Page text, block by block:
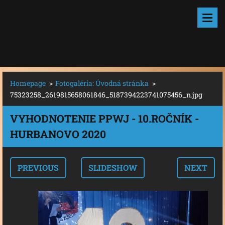
Homepage > Fotogaléria: Úvodná stránka >
75323258_2619815658061846_5187394223741075456_n.jpg
VYHODNOTENIE PPWJ - 10.ROČNÍK -
HURBANOVO 2020
PREVIOUS SLIDESHOW NEXT